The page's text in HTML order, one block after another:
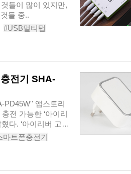
들이 많이 있지만,
들 중..
#USB멀티탭
전기 SHA-
PD45W'' 앱스토리
전 가능한 ‘아이리
다. ‘아이리버 고
마트폰충전기